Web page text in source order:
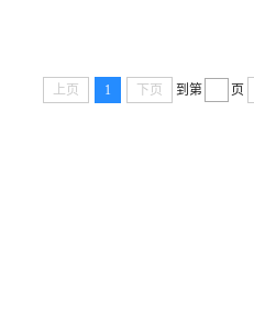
上页 1 下页 到第 页